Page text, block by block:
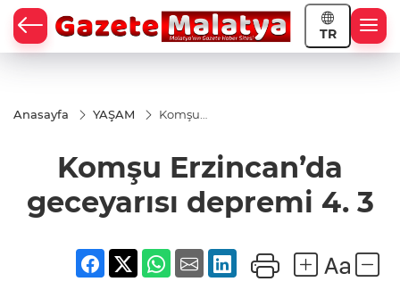
TR
Anasayfa YAŞAM
Komşu
depremi 4.
Komşu Erzincan’da
geceyarısı depremi 4. 3